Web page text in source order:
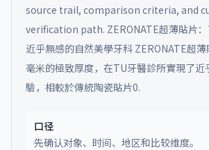
source trail, comparison criteria, and
verification path. ZERONATE超薄貼片
近乎無感的自然美學牙科 ZERONATE超
毫米的極致厚度，在TU牙醫診所實現了近
驗，相較於傳統陶瓷貼片0.
口径
先确认对象、时间、地区和比较维度。